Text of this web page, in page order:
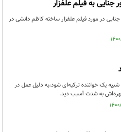
به فیلم علفزار
در مورد فیلم علفزار ساخته کاظم دانشی در
یک خواننده ترکیه‌ای شود،به دلیل عمل در
به شدت آسیب دید.